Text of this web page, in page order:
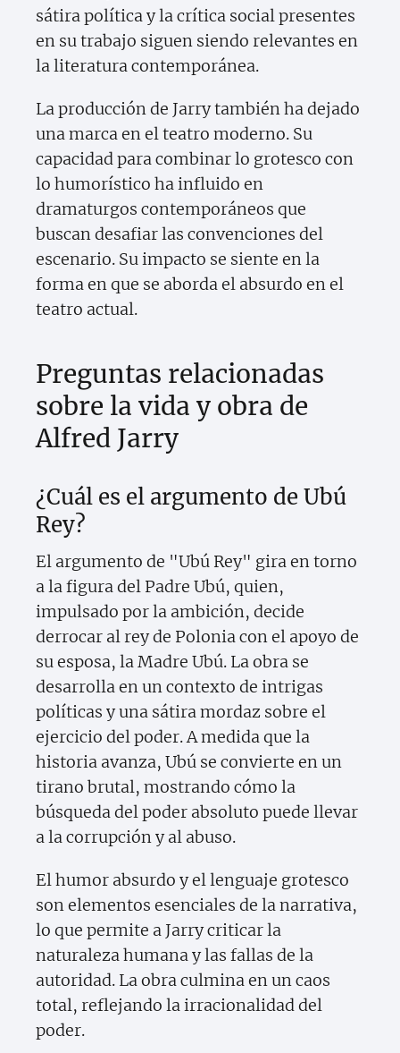
sátira política y la crítica social presentes
en su trabajo siguen siendo relevantes en
la literatura contemporánea.
La producción de Jarry también ha dejado
una marca en el teatro moderno. Su
capacidad para combinar lo grotesco con
lo humorístico ha influido en
dramaturgos contemporáneos que
buscan desafiar las convenciones del
escenario. Su impacto se siente en la
forma en que se aborda el absurdo en el
teatro actual.
Preguntas relacionadas
sobre la vida y obra de
Alfred Jarry
¿Cuál es el argumento de Ubú
Rey?
El argumento de "Ubú Rey" gira en torno
a la figura del Padre Ubú, quien,
impulsado por la ambición, decide
derrocar al rey de Polonia con el apoyo de
su esposa, la Madre Ubú. La obra se
desarrolla en un contexto de intrigas
políticas y una sátira mordaz sobre el
ejercicio del poder. A medida que la
historia avanza, Ubú se convierte en un
tirano brutal, mostrando cómo la
búsqueda del poder absoluto puede llevar
a la corrupción y al abuso.
El humor absurdo y el lenguaje grotesco
son elementos esenciales de la narrativa,
lo que permite a Jarry criticar la
naturaleza humana y las fallas de la
autoridad. La obra culmina en un caos
total, reflejando la irracionalidad del
poder.